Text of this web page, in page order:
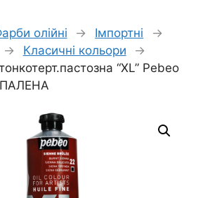
олійні → Імпортні
→
→ Класичні кольори
→
“XL” Pebeo